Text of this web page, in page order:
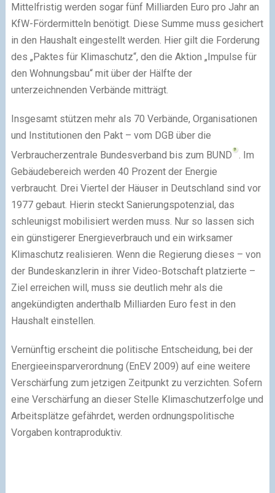
Mittelfristig werden sogar fünf Milliarden Euro pro Jahr an
KfW-Fördermitteln benötigt. Diese Summe muss gesichert
in den Haushalt eingestellt werden. Hier gilt die Forderung
des „Paktes für Klimaschutz“, den die Aktion „Impulse für
den Wohnungsbau“ mit über der Hälfte der
unterzeichnenden Verbände mitträgt.
Insgesamt stützen mehr als 70 Verbände, Organisationen
und Institutionen den Pakt – vom DGB über die
Verbraucherzentrale Bundesverband bis zum BUND
. Im
Gebäudebereich werden 40 Prozent der Energie
verbraucht. Drei Viertel der Häuser in Deutschland sind vor
1977 gebaut. Hierin steckt Sanierungspotenzial, das
schleunigst mobilisiert werden muss. Nur so lassen sich
ein günstigerer Energieverbrauch und ein wirksamer
Klimaschutz realisieren. Wenn die Regierung dieses – von
der Bundeskanzlerin in ihrer Video-Botschaft platzierte –
Ziel erreichen will, muss sie deutlich mehr als die
angekündigten anderthalb Milliarden Euro fest in den
Haushalt einstellen.
Vernünftig erscheint die politische Entscheidung, bei der
Energieeinsparverordnung (EnEV 2009) auf eine weitere
Verschärfung zum jetzigen Zeitpunkt zu verzichten. Sofern
eine Verschärfung an dieser Stelle Klimaschutzerfolge und
Arbeitsplätze gefährdet, werden ordnungspolitische
Vorgaben kontraproduktiv.